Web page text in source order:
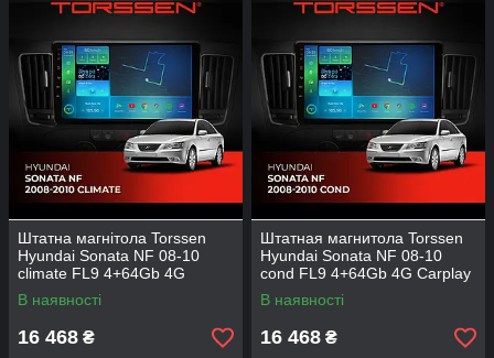
Штатна магнітола Torssen
Hyundai Sonata NF 08-10
climate FL9 4+64Gb 4G
Carplay DSP
В наявності
16 468 ₴
Штатная магнитола Torssen
Hyundai Sonata NF 08-10
cond FL9 4+64Gb 4G Carplay
DSP
В наявності
16 468 ₴